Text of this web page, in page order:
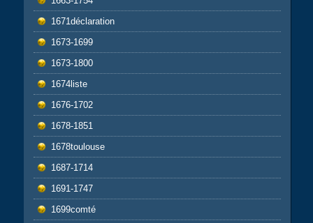
1671déclaration
1673-1699
1673-1800
1674liste
1676-1702
1678-1851
1678toulouse
1687-1714
1691-1747
1699comté